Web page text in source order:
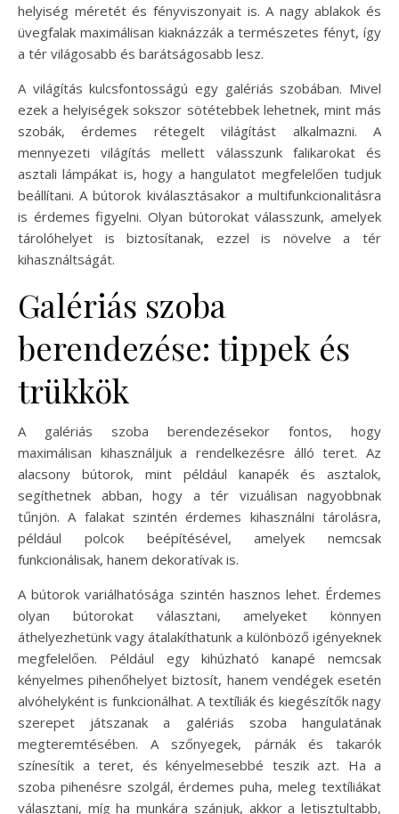
helyiség méretét és fényviszonyait is. A nagy ablakok és
üvegfalak maximálisan kiaknázzák a természetes fényt, így
a tér világosabb és barátságosabb lesz.
A világítás kulcsfontosságú egy galériás szobában. Mivel
ezek a helyiségek sokszor sötétebbek lehetnek, mint más
szobák, érdemes rétegelt világítást alkalmazni. A
mennyezeti világítás mellett válasszunk falikarokat és
asztali lámpákat is, hogy a hangulatot megfelelően tudjuk
beállítani. A bútorok kiválasztásakor a multifunkcionalitásra
is érdemes figyelni. Olyan bútorokat válasszunk, amelyek
tárolóhelyet is biztosítanak, ezzel is növelve a tér
kihasználtságát.
Galériás szoba
berendezése: tippek és
trükkök
A galériás szoba berendezésekor fontos, hogy
maximálisan kihasználjuk a rendelkezésre álló teret. Az
alacsony bútorok, mint például kanapék és asztalok,
segíthetnek abban, hogy a tér vizuálisan nagyobbnak
tűnjön. A falakat szintén érdemes kihasználni tárolásra,
például polcok beépítésével, amelyek nemcsak
funkcionálisak, hanem dekoratívak is.
A bútorok variálhatósága szintén hasznos lehet. Érdemes
olyan bútorokat választani, amelyeket könnyen
áthelyezhetünk vagy átalakíthatunk a különböző igényeknek
megfelelően. Például egy kihúzható kanapé nemcsak
kényelmes pihenőhelyet biztosít, hanem vendégek esetén
alvóhelyként is funkcionálhat. A textíliák és kiegészítők nagy
szerepet játszanak a galériás szoba hangulatának
megteremtésében. A szőnyegek, párnák és takarók
színesítik a teret, és kényelmesebbé teszik azt. Ha a
szoba pihenésre szolgál, érdemes puha, meleg textíliákat
választani, míg ha munkára szánjuk, akkor a letisztultabb,